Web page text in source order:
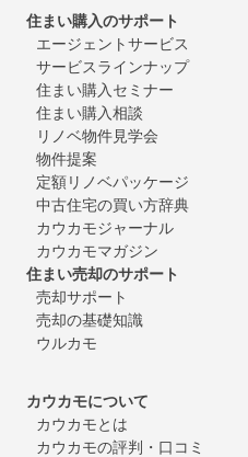
住まい購入のサポート
エージェントサービス
サービスラインナップ
住まい購入セミナー
住まい購入相談
リノベ物件見学会
物件提案
定額リノベパッケージ
中古住宅の買い方辞典
カウカモジャーナル
カウカモマガジン
住まい売却のサポート
売却サポート
売却の基礎知識
ウルカモ
カウカモについて
カウカモとは
カウカモの評判・口コミ